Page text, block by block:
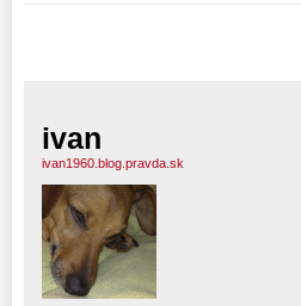
ivan
ivan1960.blog.pravda.sk